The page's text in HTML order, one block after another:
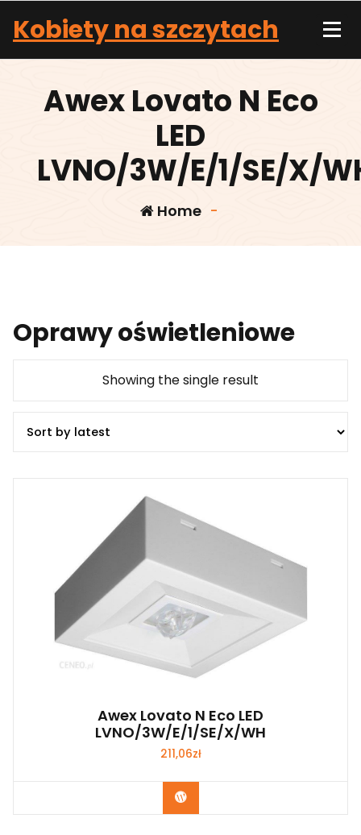
content
Kobiety na szczytach
Awex Lovato N Eco
LED
LVNO/3W/E/1/SE/X/
Home -
Oprawy oświetleniowe
Showing the single result
Awex Lovato N Eco LED
LVNO/3W/E/1/SE/X/WH
211,06zł
Kup Teraz